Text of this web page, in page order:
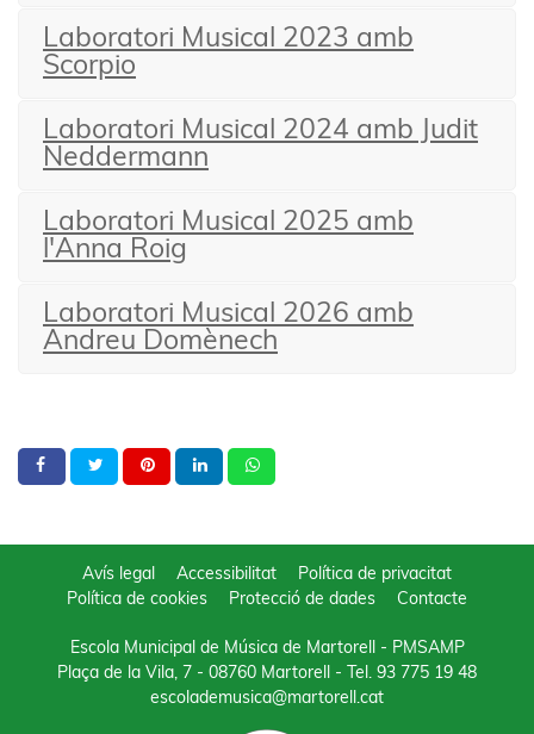
Laboratori Musical 2023 amb
Scorpio
Laboratori Musical 2024 amb Judit
Neddermann
Laboratori Musical 2025 amb
l'Anna Roig
Laboratori Musical 2026 amb
Andreu Domènech
Avís legal Accessibilitat
Política de privacitat
Política de cookies
Protecció de dades Contacte
Escola Municipal de Música de Martorell - PMSAMP
Plaça de la Vila, 7 - 08760 Martorell
- Tel. 93 775 19 48
escolademusica@martorell.cat